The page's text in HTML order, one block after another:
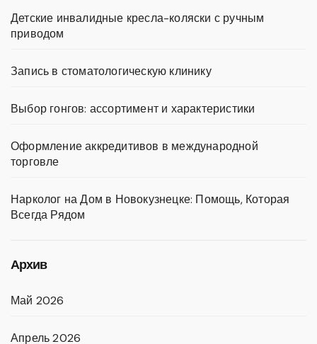
Детские инвалидные кресла-коляски с ручным
приводом
Запись в стоматологическую клинику
Выбор гонгов: ассортимент и характеристики
Оформление аккредитивов в международной
торговле
Нарколог на Дом в Новокузнецке: Помощь, Которая
Всегда Рядом
Архив
Май 2026
Апрель 2026